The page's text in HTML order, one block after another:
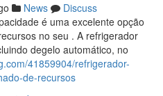
News
Discuss
é uma excelente opção
no seu . A refrigerador
degelo automático, no
41859904/refrigerador-
de-recursos